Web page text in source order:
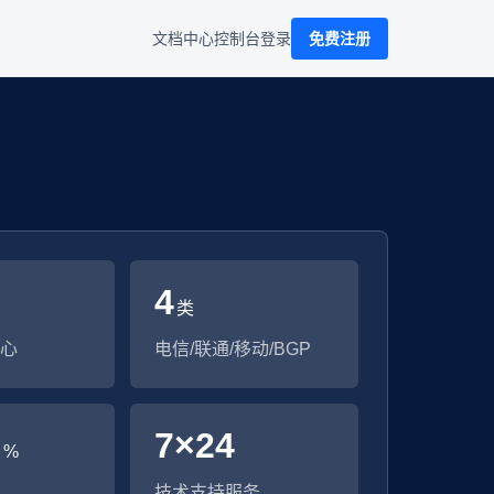
文档中心控制台登录 免费注册
4类
电信/联通/移动/BGP
% 7×24